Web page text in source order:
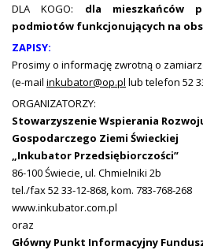
DLA KOGO: dla mieszkańców
podmiotów funkcjonujących na
ZAPISY:
Prosimy o informację zwrotną o
(e-mail inkubator@op.pl lub telefon 52
ORGANIZATORZY:
Stowarzyszenie Wspierania
Gospodarczego Ziemi Świeckiej
„Inkubator Przedsiębiorczości”
86-100 Świecie, ul. Chmielniki 2b
tel./fax 52 33-12-868, kom. 783-768-268
www.inkubator.com.pl
oraz
Główny Punkt Informacyjny